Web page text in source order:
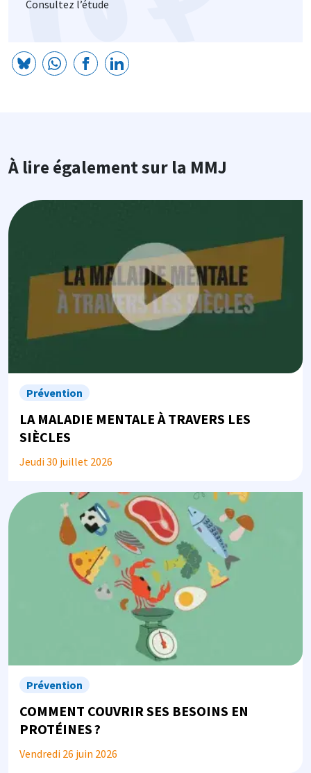
Consultez l’étude
À lire également sur la MMJ
Image
Prévention
LA MALADIE MENTALE À TRAVERS LES
SIÈCLES
Jeudi 30 juillet 2026
Image
Prévention
COMMENT COUVRIR SES BESOINS EN
PROTÉINES ?
Vendredi 26 juin 2026